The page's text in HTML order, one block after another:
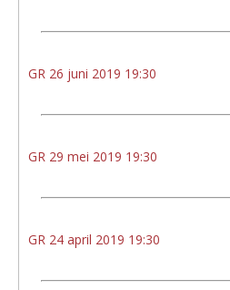
GR 26 juni 2019 19:30
GR 29 mei 2019 19:30
GR 24 april 2019 19:30